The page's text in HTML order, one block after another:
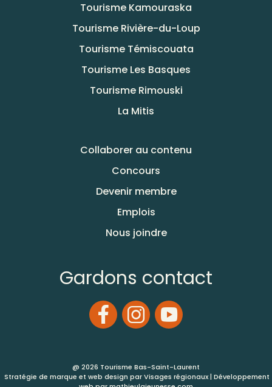
Tourisme Kamouraska
Tourisme Rivière-du-Loup
Tourisme Témiscouata
Tourisme Les Basques
Tourisme Rimouski
La Mitis
Collaborer au contenu
Concours
Devenir membre
Emplois
Nous joindre
Gardons contact
@ 2026 Tourisme Bas-Saint-Laurent
Stratégie de marque et web design parVisages régionaux| Développement